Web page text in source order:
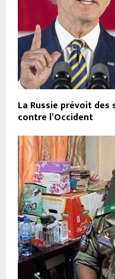
La Russie prévoit
contre l’Occident